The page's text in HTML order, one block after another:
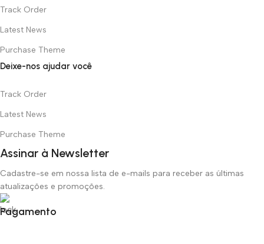
Track Order
Latest News
Purchase Theme
Deixe-nos ajudar você
Track Order
Latest News
Purchase Theme
Assinar à Newsletter
Cadastre-se em nossa lista de e-mails para receber as últimas
atualizações e promoções.
Pagamento